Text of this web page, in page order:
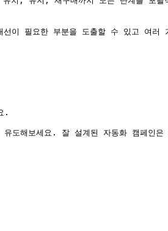
이 필요한 부분을 도출할 수 있고 여러
.
도해보세요. 잘 설계된 자동화 캠페인